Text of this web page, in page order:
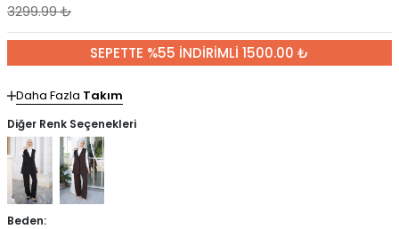
3299.99₺
SEPETTE %55 İNDİRİMLİ 1500.00 ₺
Daha Fazla Takım
Diğer Renk Seçenekleri
Beden: